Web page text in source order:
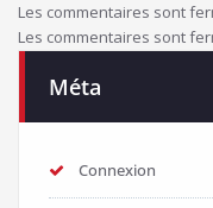
Les commentaires sont
Les commentaires sont
Méta
Connexion